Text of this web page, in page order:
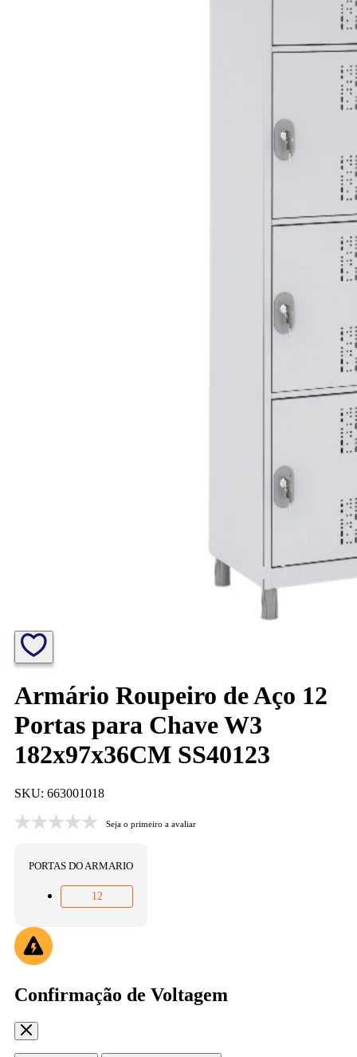
Armário Roupeiro de Aço 12
Portas para Chave W3
182x97x36CM SS40123
SKU: 663001018
Seja o primeiro a avaliar
PORTAS DO ARMARIO
12
Confirmação de Voltagem